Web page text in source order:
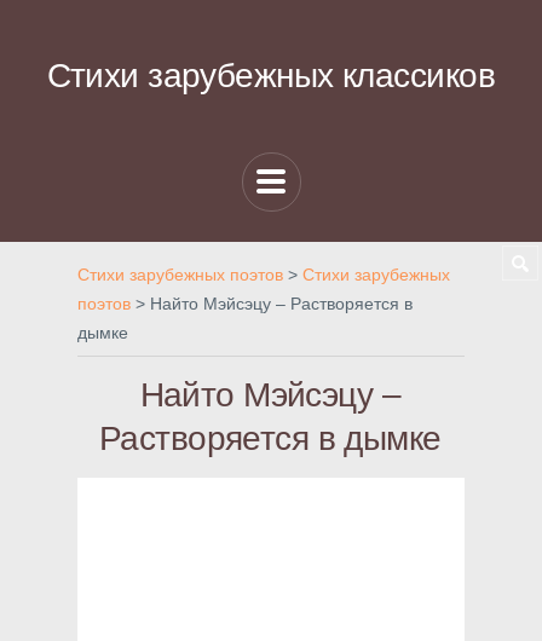
Стихи зарубежных классиков
Стихи зарубежных поэтов > Стихи зарубежных
поэтов > Найто Мэйсэцу – Растворяется в
дымке
Найто Мэйсэцу –
Растворяется в дымке